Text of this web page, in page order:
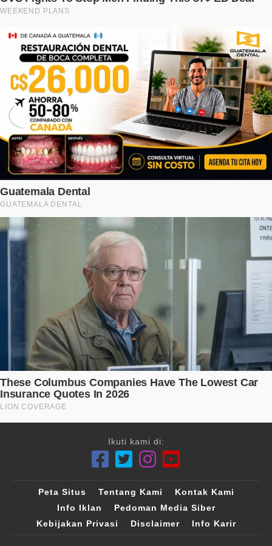
Ikuti kami di:
Peta Situs Tentang Kami
Kontak Kami
Info Iklan
Pedoman Media Siber
Kebijakan Privasi
Disclaimer Info Karir